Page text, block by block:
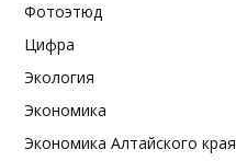
Фотоэтюд
Цифра
Экология
Экономика
Экономика Алтайского края